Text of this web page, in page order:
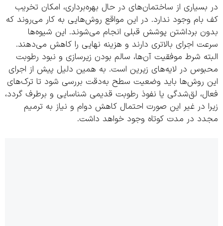
از ساختمان‌های در حال بهره‌برداری، امکان تخریب
وجود ندارد. در این مواقع روش‌هایی به کار می‌روند که
برداشتن پوشش قبلی انجام می‌شوند. این شیوه‌ها
اجرای بالاتری دارند و هزینه نهایی را کاهش می‌دهند.
شرط موفقیت آن‌ها، سالم بودن زیرسازی و نبود رطوبت
در لایه‌های زیرین است. به همین دلیل پیش از اجرای
روش‌ها باید وضعیت سطح به‌دقت بررسی شود تا ترک‌های
لق‌شدگی یا نفوذ رطوبت قدیمی شناسایی و برطرف گردد،
در غیر این صورت احتمال کاهش دوام و نیاز به ترمیم
در مدت کوتاه وجود خواهد داشت.